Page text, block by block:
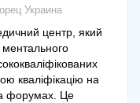
Украина
центр, який
ментального
кваліфікацію на
форумах. Це